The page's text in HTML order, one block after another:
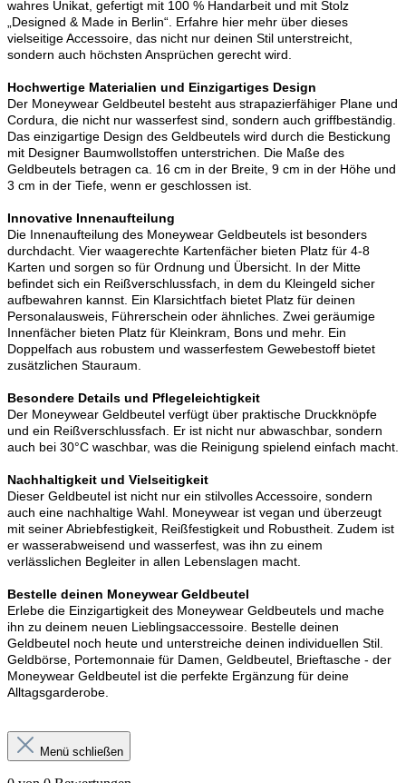
wahres Unikat, gefertigt mit 100 % Handarbeit und mit Stolz
„Designed & Made in Berlin“. Erfahre hier mehr über dieses
vielseitige Accessoire, das nicht nur deinen Stil unterstreicht,
sondern auch höchsten Ansprüchen gerecht wird.
Hochwertige Materialien und Einzigartiges Design
Der Moneywear Geldbeutel besteht aus strapazierfähiger Plane und
Cordura, die nicht nur wasserfest sind, sondern auch griffbeständig.
Das einzigartige Design des Geldbeutels wird durch die Bestickung
mit Designer Baumwollstoffen unterstrichen. Die Maße des
Geldbeutels betragen ca. 16 cm in der Breite, 9 cm in der Höhe und
3 cm in der Tiefe, wenn er geschlossen ist.
Innovative Innenaufteilung
Die Innenaufteilung des Moneywear Geldbeutels ist besonders
durchdacht. Vier waagerechte Kartenfächer bieten Platz für 4-8
Karten und sorgen so für Ordnung und Übersicht. In der Mitte
befindet sich ein Reißverschlussfach, in dem du Kleingeld sicher
aufbewahren kannst. Ein Klarsichtfach bietet Platz für deinen
Personalausweis, Führerschein oder ähnliches. Zwei geräumige
Innenfächer bieten Platz für Kleinkram, Bons und mehr. Ein
Doppelfach aus robustem und wasserfestem Gewebestoff bietet
zusätzlichen Stauraum.
Besondere Details und Pflegeleichtigkeit
Der Moneywear Geldbeutel verfügt über praktische Druckknöpfe
und ein Reißverschlussfach. Er ist nicht nur abwaschbar, sondern
auch bei 30°C waschbar, was die Reinigung spielend einfach macht.
Nachhaltigkeit und Vielseitigkeit
Dieser Geldbeutel ist nicht nur ein stilvolles Accessoire, sondern
auch eine nachhaltige Wahl. Moneywear ist vegan und überzeugt
mit seiner Abriebfestigkeit, Reißfestigkeit und Robustheit. Zudem ist
er wasserabweisend und wasserfest, was ihn zu einem
verlässlichen Begleiter in allen Lebenslagen macht.
Bestelle deinen Moneywear Geldbeutel
Erlebe die Einzigartigkeit des Moneywear Geldbeutels und mache
ihn zu deinem neuen Lieblingsaccessoire. Bestelle deinen
Geldbeutel noch heute und unterstreiche deinen individuellen Stil.
Geldbörse, Portemonnaie für Damen, Geldbeutel, Brieftasche - der
Moneywear Geldbeutel ist die perfekte Ergänzung für deine
Alltagsgarderobe.
Menü schließen